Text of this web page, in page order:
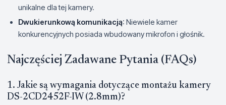
unikalne dla tej kamery.
Dwukierunkową komunikacją: Niewiele kamer
konkurencyjnych posiada wbudowany mikrofon i głośnik.
Najczęściej Zadawane Pytania (FAQs)
1. Jakie są wymagania dotyczące montażu kamery
DS-2CD2452F-IW (2.8mm)?